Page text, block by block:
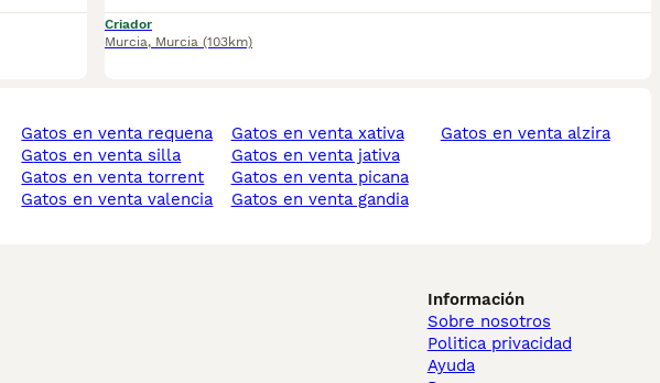
Criador
Murcia, Murcia (103km)
gatos en venta requena
gatos en venta silla
gatos en venta torrent
gatos en venta valencia
gatos en venta xativa
gatos en venta jativa
gatos en venta picana
gatos en venta gandia
gatos en venta alzira
Información
Sobre nosotros
Politica privacidad
Ayuda